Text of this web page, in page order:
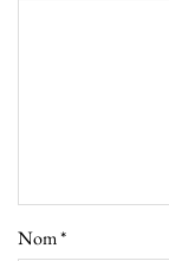
Nom*